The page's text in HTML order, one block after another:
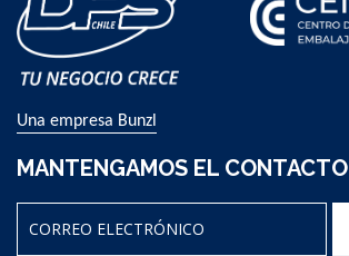
Una empresa Bunzl
MANTENGAMOS EL CONTACTO